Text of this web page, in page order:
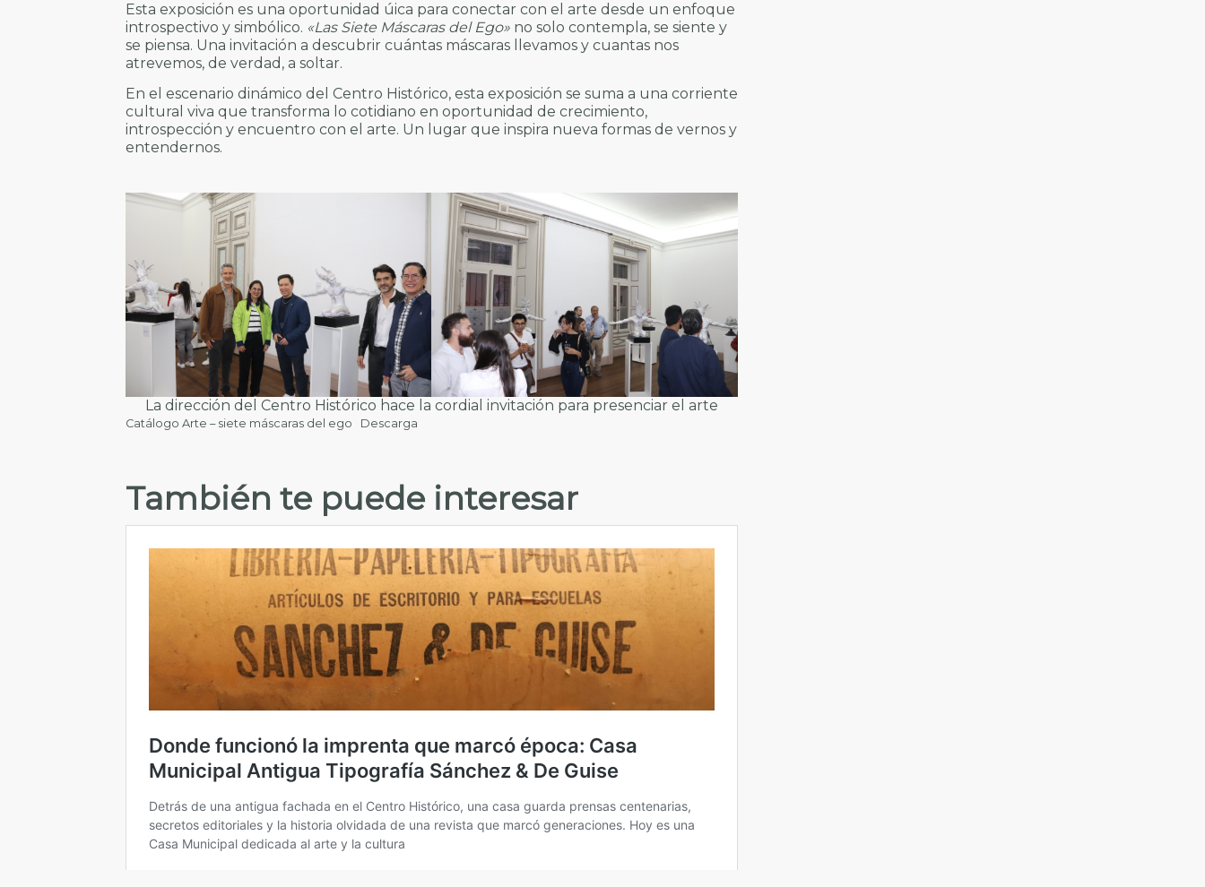
Esta exposición es una oportunidad úica para conectar con el arte desde un enfoque
introspectivo y simbólico. «Las Siete Máscaras del Ego» no solo contempla, se siente y
se piensa. Una invitación a descubrir cuántas máscaras llevamos y cuantas nos
atrevemos, de verdad, a soltar.
En el escenario dinámico del Centro Histórico, esta exposición se suma a una corriente
cultural viva que transforma lo cotidiano en oportunidad de crecimiento,
introspección y encuentro con el arte. Un lugar que inspira nueva formas de vernos y
entendernos.
La dirección del Centro Histórico hace la cordial invitación para presenciar el arte
Catálogo Arte – siete máscaras del ego Descarga
También te puede interesar